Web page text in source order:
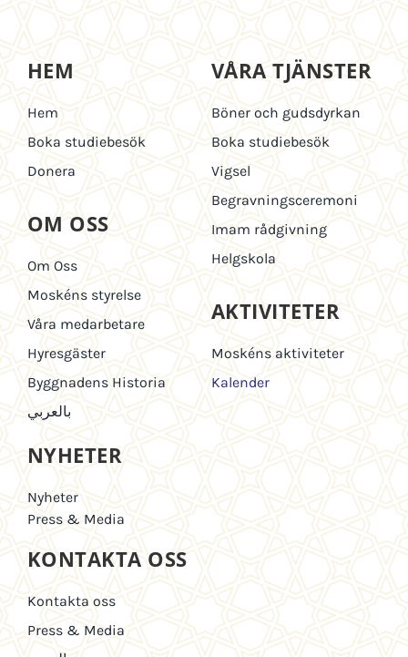
HEM
Hem
Boka studiebesök
Donera
OM OSS
Om Oss
Moskéns styrelse
Våra medarbetare
Hyresgäster
Byggnadens Historia
بالعربي
VÅRA TJÄNSTER
Böner och gudsdyrkan
Boka studiebesök
Vigsel
Begravningsceremoni
Imam rådgivning
Helgskola
AKTIVITETER
Moskéns aktiviteter
Kalender
NYHETER
Nyheter
Press & Media
KONTAKTA OSS
Kontakta oss
Press & Media